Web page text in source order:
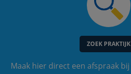
ZOEK PRAKTIJK
Maak hier direct een afspraak